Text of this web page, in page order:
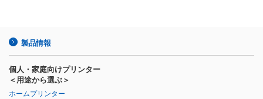
製品情報
個人・家庭向けプリンター
＜用途から選ぶ＞
ホームプリンター